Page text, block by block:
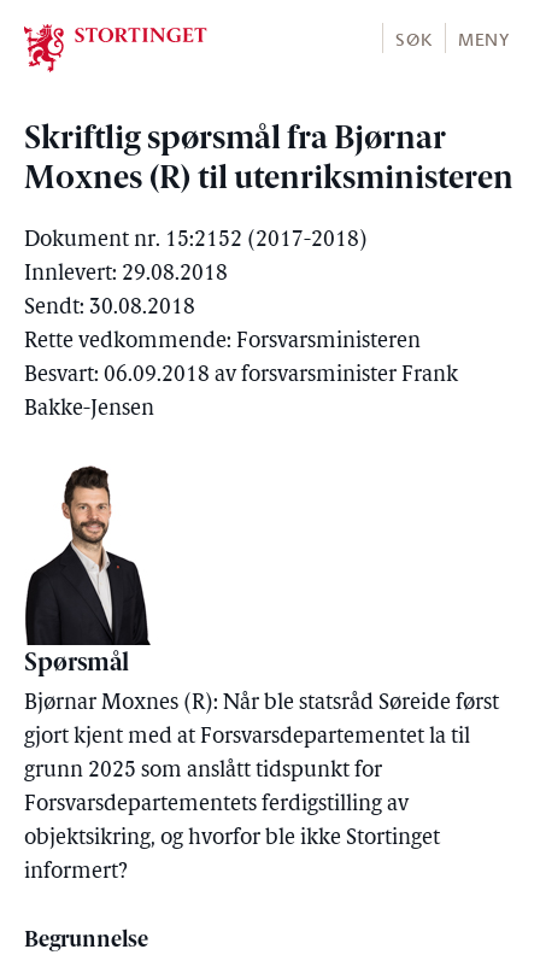
Stortinget.no
SØK MENY
Skriftlig spørsmål fra Bjørnar
Moxnes (R) til utenriksministeren
Dokument nr. 15:2152 (2017-2018)
Innlevert: 29.08.2018
Sendt: 30.08.2018
Rette vedkommende: Forsvarsministeren
Besvart: 06.09.2018 av forsvarsminister Frank
Bakke-Jensen
Spørsmål
Bjørnar Moxnes (R): Når ble statsråd Søreide først
gjort kjent med at Forsvarsdepartementet la til
grunn 2025 som anslått tidspunkt for
Forsvarsdepartementets ferdigstilling av
objektsikring, og hvorfor ble ikke Stortinget
informert?
Begrunnelse